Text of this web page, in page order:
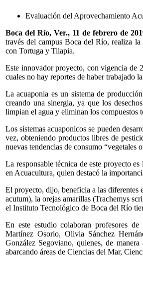
Evaluación del Aprovechamiento
Boca del Río, Ver., 11 de febrero de
través del campus Boca del Río, realiza
con Tortuga y Tilapia.
Este innovador proyecto, con vigencia de
cuales no hay reportes de haber trabajado
La acuaponia es un sistema de
creando una sinergia, ya que los
limpian el agua y eliminan los
Los sistemas acuaponicos se pueden
vez, obteniendo productos libres de
nuevas tendencias de consumo “vegetales
La responsable técnica de este proyecto
en Acuacultura, quien destacó la
El proyecto, dijo, beneficia a las diferentes
acutum), la orejas amarillas (Trachemys
el Instituto Tecnológico de Boca del Río
En este estudio colaboran profesores
Martínez Osorio, Olivia Sánchez
González Segoviano, quienes, de
abarcando áreas de Ciencias del Mar,